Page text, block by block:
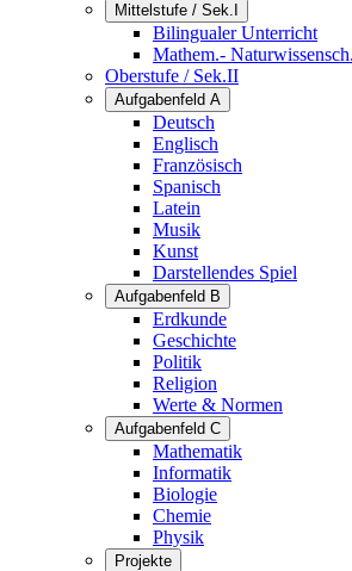
Mittelstufe / Sek.I
Bilingualer Unterricht
Mathem.-
Oberstufe / Sek.II
Aufgabenfeld A
Deutsch
Englisch
Französisch
Spanisch
Latein
Musik
Kunst
Darstellendes Spiel
Aufgabenfeld B
Erdkunde
Geschichte
Politik
Religion
Werte & Normen
Aufgabenfeld C
Mathematik
Informatik
Biologie
Chemie
Physik
Projekte